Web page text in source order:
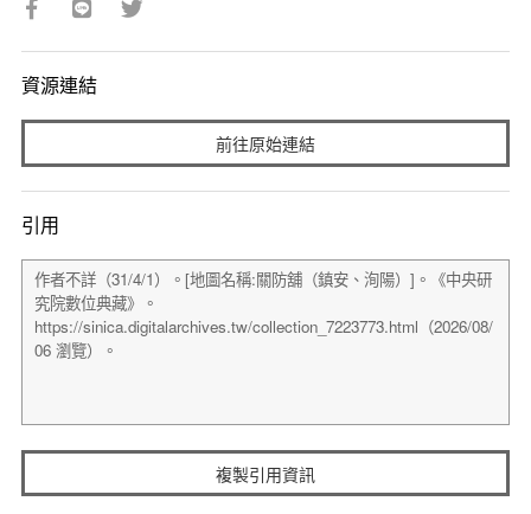
資源連結
前往原始連結
引用
複製引用資訊